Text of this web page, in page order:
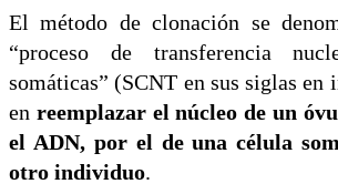
El método de clonación se
“proceso de transferencia
somáticas” (SCNT en sus siglas en
en reemplazar el núcleo de un
el ADN, por el de una célula
otro individuo.